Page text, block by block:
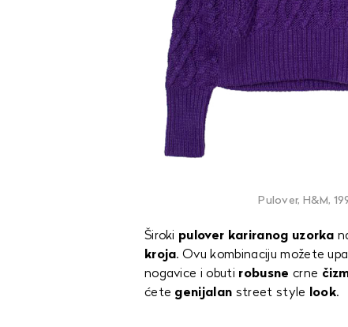
Pulover, H&M,
Široki pulover kariranog uzorka
kroja. Ovu kombinaciju možete
nogavice i obuti robusne crne
ćete genijalan street style look.